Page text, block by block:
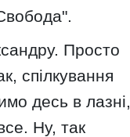
Просто
спілкування
десь в лазні,
Ну, так